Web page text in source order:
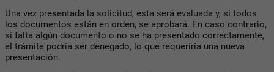
Una vez presentada la solicitud, esta será evaluada y, si todos
los documentos están en orden, se aprobará. En caso contrario,
si falta algún documento o no se ha presentado correctamente,
el trámite podría ser denegado, lo que requeriría una nueva
presentación.